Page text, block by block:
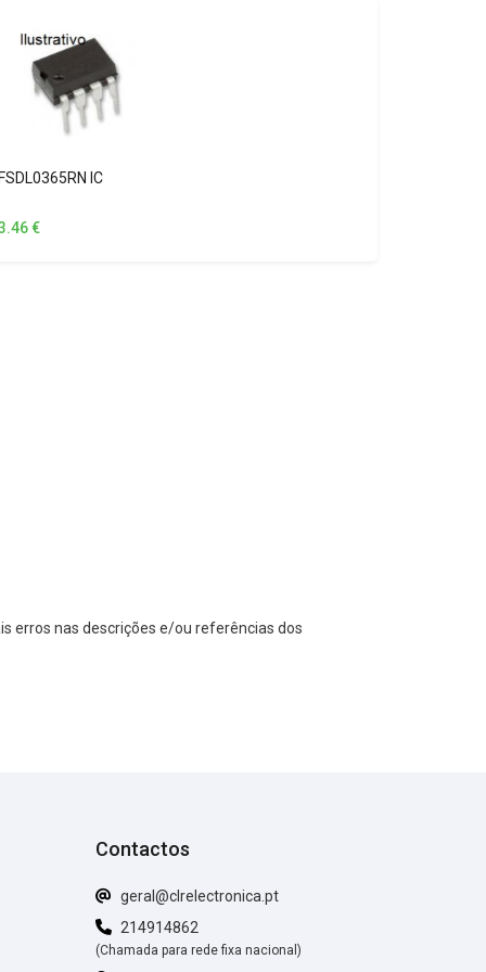
FSDL0365RN IC
€
erros nas descrições e/ou referências dos
Contactos
geral@clrelectronica.pt
214914862
(Chamada para rede fixa nacional)